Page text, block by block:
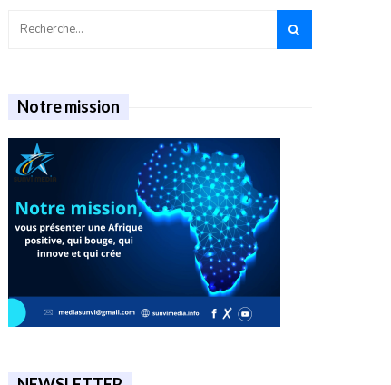
Notre mission